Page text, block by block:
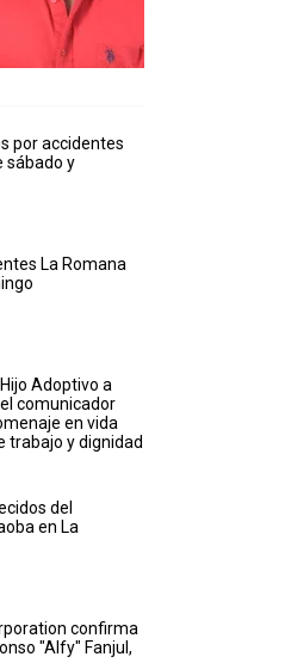
por accidentes
sábado y
La Romana
Adoptivo a
comunicador
en vida
trabajo y dignidad
del
en La
confirma
"Alfy" Fanjul,